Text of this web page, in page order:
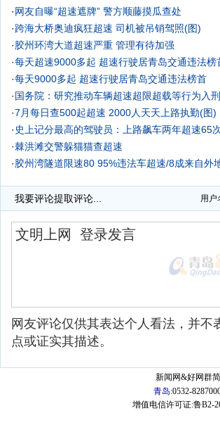
·网友自曝“超速遮牌” 警方顺藤摸瓜查处
·跨海大桥奥迪疯狂超速 司机被吊销驾照(图)
·胶州环湾大道超速严重 管理有待加强
·每天超速9000多起 超速行驶居青岛交通违法榜
·每天9000多起 超速行驶居青岛交通违法榜首
·国务院：研究推动车辆超速超限超载等行为入刑
·7月每日查500起超速 2000人天天上路执勤(图)
· 史上记分最高的驾驶员：上路飙车两年超速65
·棘洪滩交警躲猫猫查超速
·胶州湾隧道限速80 95%违法车超速/8成来自外
我要评论提取评论... 用户
网友评论仅供其表达个人看法，并不
点或证实其描述。